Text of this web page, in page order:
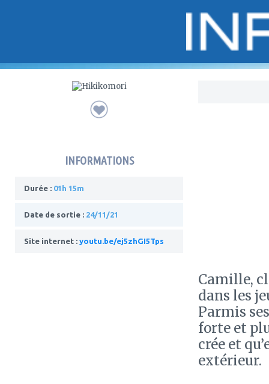
INFORMATIONS
Durée : 01h 15m
Date de sortie : 24/11/21
Site internet : youtu.be/ej5zhGI5Tps
Camille,
dans les
Parmis
forte et
crée et
extérieur.